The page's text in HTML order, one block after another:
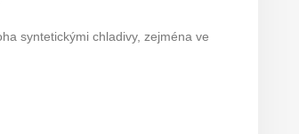
syntetickými chladivy, zejména ve